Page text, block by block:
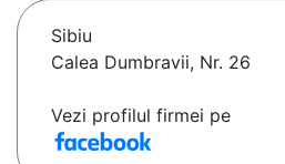
Sibiu
Calea Dumbravii, Nr. 26
Vezi profilul firmei pe